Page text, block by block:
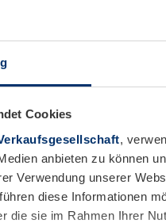
Cookies
,
anbieten zu können
Verwendung unserer
diese Informationen
die sie im Rahmen Ihrer